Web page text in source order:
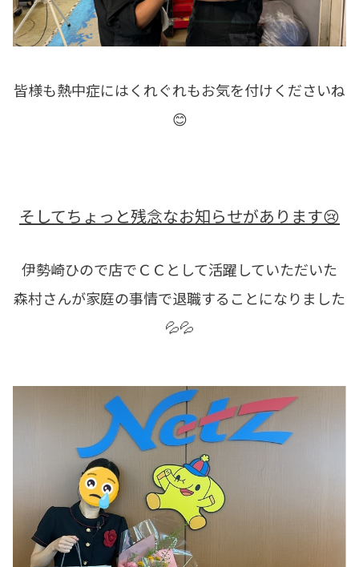
皆様も熱中症にはくれぐれもお気を付けくださいね
😊
そしてちょっと残念なお知らせがあります😢
伊勢崎ひので店でＣＣとして活躍していただいた
森村さんが家庭の事情で退職することになりました
💦💦